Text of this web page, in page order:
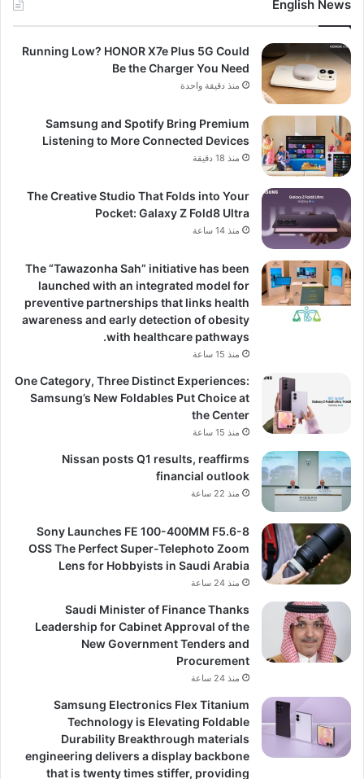
English News
Running Low? HONOR X7e Plus 5G Could
Be the Charger You Need
منذ دقيقة واحدة
Samsung and Spotify Bring Premium
Listening to More Connected Devices
منذ 18 دقيقة
The Creative Studio That Folds into Your
Pocket: Galaxy Z Fold8 Ultra
منذ 14 ساعة
The “Tawazonha Sah” initiative has been
launched with an integrated model for
preventive partnerships that links health
awareness and early detection of obesity
with healthcare pathways.
منذ 15 ساعة
One Category, Three Distinct Experiences:
Samsung’s New Foldables Put Choice at
the Center
منذ 15 ساعة
Nissan posts Q1 results, reaffirms
financial outlook
منذ 22 ساعة
Sony Launches FE 100-400MM F5.6-8
OSS The Perfect Super-Telephoto Zoom
Lens for Hobbyists in Saudi Arabia
منذ 24 ساعة
Saudi Minister of Finance Thanks
Leadership for Cabinet Approval of the
New Government Tenders and
Procurement
منذ 24 ساعة
Samsung Electronics Flex Titanium
Technology is Elevating Foldable
Durability Breakthrough materials
engineering delivers a display backbone
that is twenty times stiffer, providing